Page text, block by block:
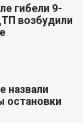
гибели 9-
возбудили
назвали
остановки